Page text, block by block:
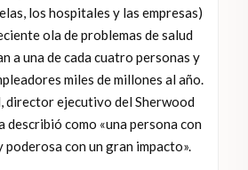
los hospitales y las empresas)
ola de problemas de salud
a una de cada cuatro personas y
miles de millones al año.
director ejecutivo del Sherwood
describió como «una persona con
poderosa con un gran impacto».